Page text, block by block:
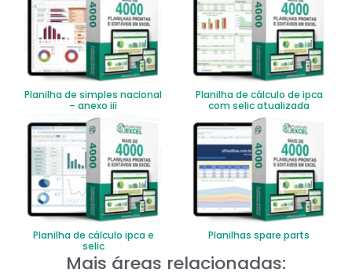
Planilha de simples nacional
– anexo iii
Planilha de cálculo de ipca
com selic atualizada
Planilha de cálculo ipca e
selic
Planilhas spare parts
Mais áreas relacionadas: